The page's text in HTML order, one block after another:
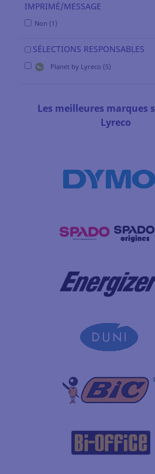
IMPRIMÉ/MESSAGE
Non (1)
SÉLECTIONS RESPONSABLES
Planet by Lyreco (5)
Les meilleures marques
Lyreco